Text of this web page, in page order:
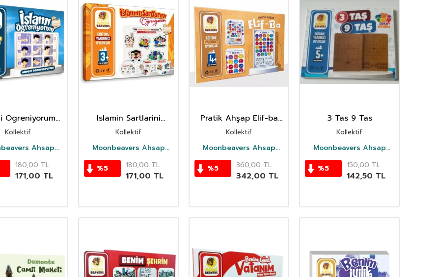
Ögreniyorum
Abdest Puzzle
Kollektif
Ahsap
180,00TL
171,00 TL
Islamin Sartlarini
Ögreniyorum Ahsap
Saglikli Oyuncak
Kollektif
Moonbeavers Ahsap
%5 180,00TL
171,00 TL
Pratik Ahşap Elif-ba
(4+ Yaş)
Kollektif
Moonbeavers Ahsap
%5 360,00TL
342,00 TL
3 Tas 9 Tas
Kollektif
Moonbeavers Ahsap
%5 150,00TL
142,50 TL